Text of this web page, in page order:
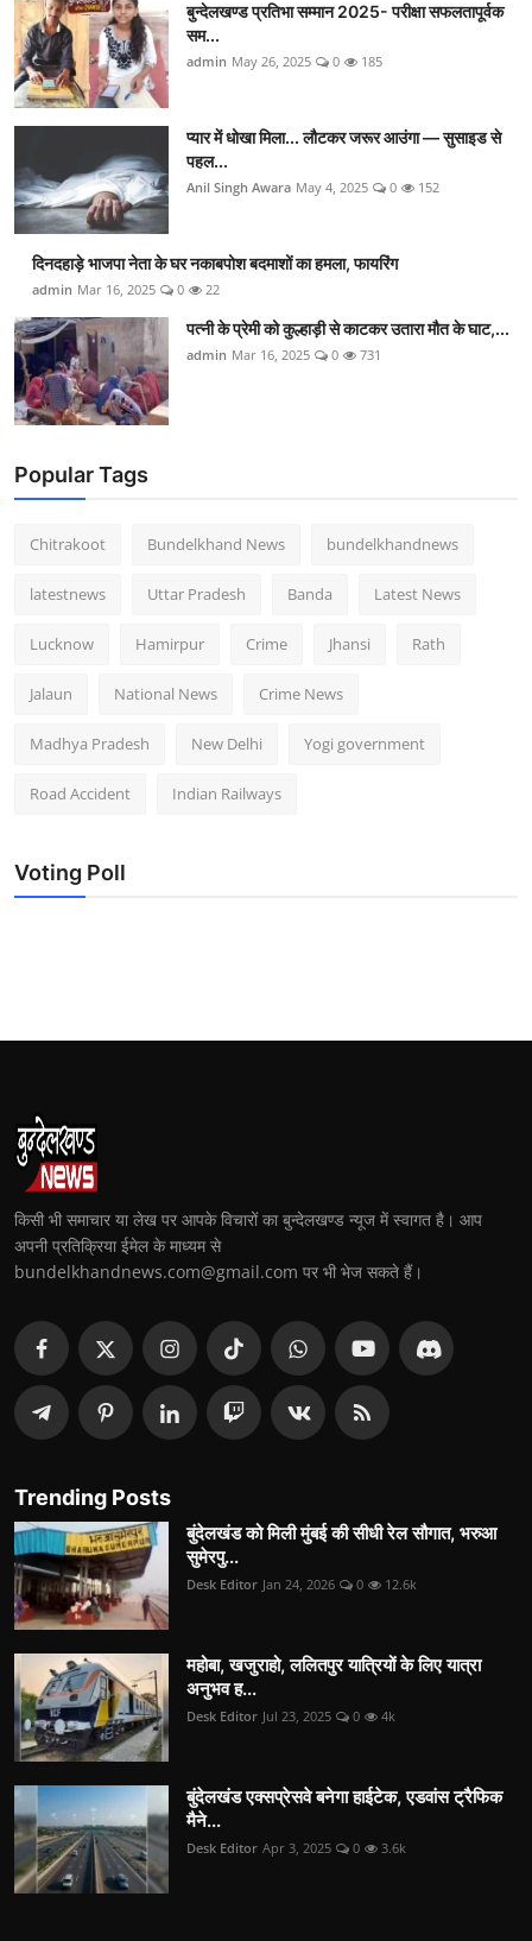
बुन्देलखण्ड प्रतिभा सम्मान 2025- परीक्षा सफलतापूर्वक
सम...
admin May 26, 2025 0 185
प्यार में धोखा मिला... लौटकर जरूर आउंगा — सुसाइड से
पहल...
Anil Singh Awara May 4, 2025 0 152
दिनदहाड़े भाजपा नेता के घर नकाबपोश बदमाशों का हमला, फायरिंग
admin Mar 16, 2025 0 22
पत्नी के प्रेमी को कुल्हाड़ी से काटकर उतारा मौत के घाट,...
admin Mar 16, 2025 0 731
Popular Tags
Chitrakoot Bundelkhand News bundelkhandnews
latestnews Uttar Pradesh Banda Latest News
Lucknow Hamirpur Crime Jhansi Rath
Jalaun National News Crime News
Madhya Pradesh New Delhi Yogi government
Road Accident Indian Railways
Voting Poll
किसी भी समाचार या लेख पर आपके विचारों का बुन्देलखण्ड न्यूज में स्वागत है। आप
अपनी प्रतिक्रिया ईमेल के माध्यम से
bundelkhandnews.com@gmail.com पर भी भेज सकते हैं।
Trending Posts
बुंदेलखंड को मिली मुंबई की सीधी रेल सौगात, भरुआ
सुमेरपु...
Desk Editor Jan 24, 2026 0 12.6k
महोबा, खजुराहो, ललितपुर यात्रियों के लिए यात्रा
अनुभव ह...
Desk Editor Jul 23, 2025 0 4k
बुंदेलखंड एक्सप्रेसवे बनेगा हाईटेक, एडवांस ट्रैफिक
मैने...
Desk Editor Apr 3, 2025 0 3.6k